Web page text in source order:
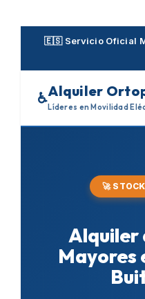
🇪🇸 Servicio Oficial
♿Alquiler
Líderes en Movilidad
🚀
Alquiler
Mayores